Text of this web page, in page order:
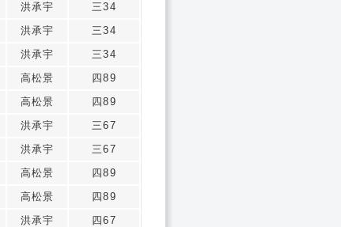
洪承宇
三34
洪承宇
三34
洪承宇
三34
高松景
四89
高松景
四89
洪承宇
三67
洪承宇
三67
高松景
四89
高松景
四89
洪承宇 四67